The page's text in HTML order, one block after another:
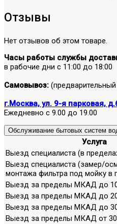
Отзывы
Нет отзывов об этом товаре.
Часы работы службы
в рабочие дни с 11:00 до 18:00
Самовывоз:
г.Москва, ул. 9-я парковая,
Ежедневно с 9.00 до 19.00
Обслуживание бытовых систем
Услуга
Выезд специалиста (в
Выезд специалиста (замер/
монтажа фильтра под мойку
Выезд за пределы МКАД до
Выезд за пределы МКАД до
Выезд за пределы МКАД до
Выезд за пределы МКАД от